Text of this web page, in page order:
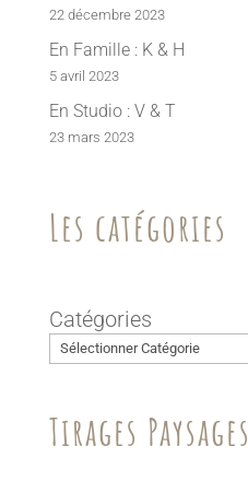
22 décembre 2023
En Famille : K & H
5 avril 2023
En Studio : V & T
23 mars 2023
Les catégories
Catégories
Tirages